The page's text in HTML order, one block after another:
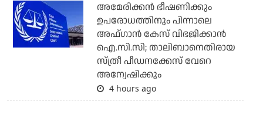
അമേരിക്കന്‍ ഭീഷണിക്കും
ഉപരോധത്തിനും പിന്നാലെ
അഫ്ഗാന്‍ കേസ് വിഭജിക്കാന്‍
ഐ.സി.സി; താലിബാനെതിരായ
സ്ത്രീ പീഡനക്കേസ് വേറെ
അന്വേഷിക്കും
4 hours ago